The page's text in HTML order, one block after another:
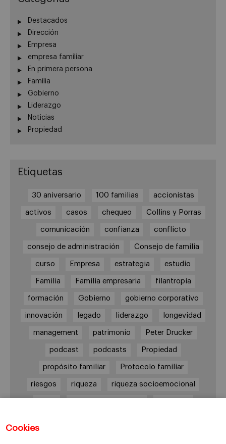
Cookies
Destacados
Dirección
Empresa
empresa familiar
En primera persona
Familia
Gobierno
Liderazgo
Noticias
Propiedad
Etiquetas
30 aniversario 100 familias accionistas
activos casos chequeo Collins y Porras
comunicación confianza conflicto
consejo de administración Consejo de familia
curso Empresa estrategia estudio
Familia Familia empresaria filantropía
formación Gobierno gobierno corporativo
innovación legado liderazgo longevidad
management patrimonio Peter Drucker
podcast podcasts Propiedad
propósito familiar Protocolo familiar
riesgos riqueza riqueza socioemocional